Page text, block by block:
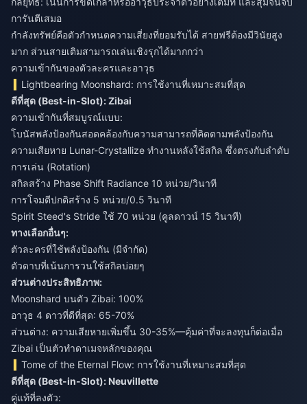
การันตีเสมอ
กำลังทรัพย์คือตัวกำหนดความเสี่ยงที่ยอมรับได้ สายฟรีต้องมีวินัยสูง
มาก ส่วนสายเติมสามารถเล่นเชิงรุกได้มากกว่า
ความเข้ากันของตัวละครและอาวุธ
Lightbearing Moonshard: การใช้งานที่เหมาะสมที่สุด
ดีที่สุด (Best-in-Slot): Zibai
ความเข้ากันที่สมบูรณ์แบบ:
โบนัสพลังป้องกันสอดคล้องกับความสามารถที่คิดตามพลังป้องกัน
ความเสียหาย Lunar-Crystallize ทำงานหลังใช้สกิล ซึ่งตรงกับลำดับ
การเล่น (Rotation)
สกิลสร้าง Phase Shift Radiance 10 หน่วย/วินาที
การโจมตีปกติสร้าง 5 หน่วย/0.5 วินาที
Spirit Steed's Stride ใช้ 70 หน่วย (คูลดาวน์ 15 วินาที)
ทางเลือกอื่นๆ:
ตัวละครที่ใช้พลังป้องกัน (มีจำกัด)
ตัวดาบที่เน้นการวนใช้สกิลบ่อยๆ
ส่วนต่างประสิทธิภาพ:
Moonshard บนตัว Zibai: 100%
อาวุธ 4 ดาวที่ดีที่สุด: 65-70%
ส่วนต่าง: ความเสียหายเพิ่มขึ้น 30-35%—คุ้มค่าที่จะลงทุนก็ต่อเมื่อ
Zibai เป็นตัวทำดาเมจหลักของคุณ
Tome of the Eternal Flow: การใช้งานที่เหมาะสมที่สุด
ดีที่สุด (Best-in-Slot): Neuvillette
คู่แท้ที่ลงตัว: